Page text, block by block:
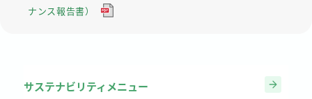
サステナビリティメニュー
ナンス報告書）